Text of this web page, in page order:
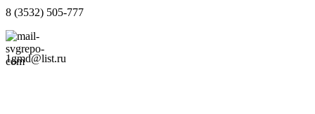
8 (3532) 505-777
1gmd@list.ru